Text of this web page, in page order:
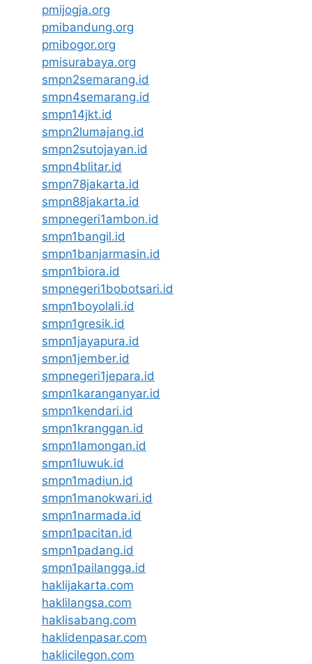
pmijogja.org
pmibandung.org
pmibogor.org
pmisurabaya.org
smpn2semarang.id
smpn4semarang.id
smpn14jkt.id
smpn2lumajang.id
smpn2sutojayan.id
smpn4blitar.id
smpn78jakarta.id
smpn88jakarta.id
smpnegeri1ambon.id
smpn1bangil.id
smpn1banjarmasin.id
smpn1biora.id
smpnegeri1bobotsari.id
smpn1boyolali.id
smpn1gresik.id
smpn1jayapura.id
smpn1jember.id
smpnegeri1jepara.id
smpn1karanganyar.id
smpn1kendari.id
smpn1kranggan.id
smpn1lamongan.id
smpn1luwuk.id
smpn1madiun.id
smpn1manokwari.id
smpn1narmada.id
smpn1pacitan.id
smpn1padang.id
smpn1pailangga.id
haklijakarta.com
haklilangsa.com
haklisabang.com
haklidenpasar.com
haklicilegon.com